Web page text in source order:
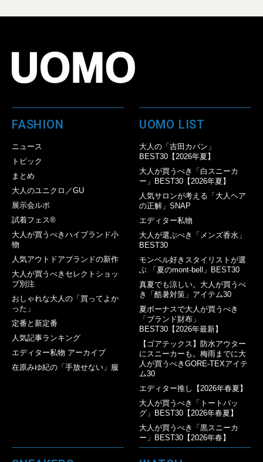
FASHION
ニュース
トピック
まとめ
大人のユニクロ／GU
展示会ルポ
試着フェス®︎
大人が買うべきハイブランド小
物
人気アウトドアブランドの新作
大人が買うべきセレクトショッ
プ別注
おしゃれな大人の「買ってよか
った」
定番と新定番
人気記事ランキング
エディター私物 アーカイブ
在原みゆ紀の「手放せない」服
UOMO LIST
大人の「吉田カバン」
BEST30【2026年夏】
大人が買うべき「白スニーカ
ー」BEST30【2026年夏】
人気サロンが考える「大人ヘア
の正解」SNAP
エディター私物
大人が選ぶべき「メンズ香水」
BEST30
モンベル好きスタイリストが選
ぶ 「夏のmont-bell」BEST30
真夏でも涼しい。大人が買うべ
き「酷暑対策」アイテム30
夏ボーナスで大人が買うべき
「ブランド財布」
BEST30【2026年最新】
【ゴアテックス】防水アウター
にスニーカーも。梅雨までに大
人が買うべきGORE-TEXアイテ
ム30
エディター推し【2026年春夏】
大人が買うべき「トートバッ
グ」BEST30【2026年春夏】
大人が買うべき「黒スニーカ
ー」BEST30【2026年春】